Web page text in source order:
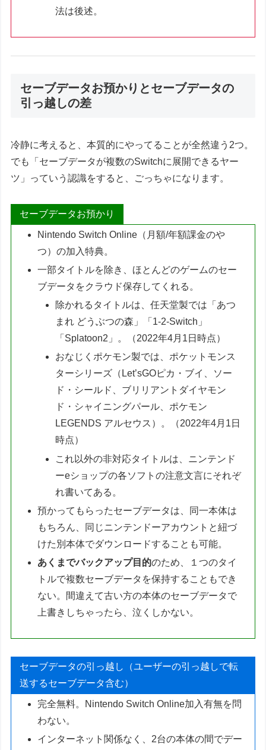
法は後述。
セーブデータお預かりとセーブデータの
引っ越しの差
冷静に考えると、本質的にやってることが全然違う2つ。
でも「セーブデータが複数のSwitchに展開できるヤー
ツ」っていう認識をすると、ごっちゃになります。
セーブデータお預かり
Nintendo Switch Online（月額/年額課金のや
つ）の加入特典。
一部タイトルを除き、ほとんどのゲームのセー
ブデータをクラウド保存してくれる。
除かれるタイトルは、任天堂製では「あつ
まれ どうぶつの森」「1-2-Switch」
「Splatoon2」。（2022年4月1日時点）
おなじくポケモン製では、ポケットモンス
ターシリーズ（Let’sGOピカ・ブイ、ソー
ド・シールド、ブリリアントダイヤモン
ド・シャイニングパール、ポケモン
LEGENDS アルセウス）。（2022年4月1日
時点）
これ以外の非対応タイトルは、ニンテンド
ーeショップの各ソフトの注意文言にそれぞ
れ書いてある。
預かってもらったセーブデータは、同一本体は
もちろん、同じニンテンドーアカウントと紐づ
けた別本体でダウンロードすることも可能。
あくまでバックアップ目的のため、１つのタイ
トルで複数セーブデータを保持することもでき
ない。間違えて古い方の本体のセーブデータで
上書きしちゃったら、泣くしかない。
セーブデータの引っ越し（ユーザーの引っ越しで転
送するセーブデータ含む）
完全無料。Nintendo Switch Online加入有無を問
わない。
インターネット関係なく、2台の本体の間でデー